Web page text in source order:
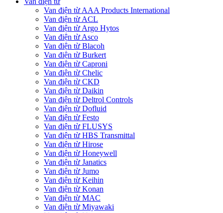
Van điện từ AAA Products International
Van điện từ ACL
Van điện từ Argo Hytos
Van điện từ Asco
Van điện từ Blacoh
Van điện từ Burkert
Van điện từ Caproni
Van điện từ Chelic
Van điện từ CKD
Van điện từ Daikin
Van điện từ Deltrol Controls
Van điện từ Dofluid
Van điện từ Festo
Van điện từ FLUSYS
Van điện từ HBS Transmittal
Van điện từ Hirose
Van điện từ Honeywell
Van điện từ Janatics
Van điện từ Jumo
Van điện từ Keihin
Van điện từ Konan
Van điện từ MAC
Van điện từ Miyawaki